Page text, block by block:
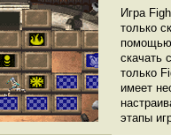
Игра
только
помощью
скачать
только
имеет
этапы